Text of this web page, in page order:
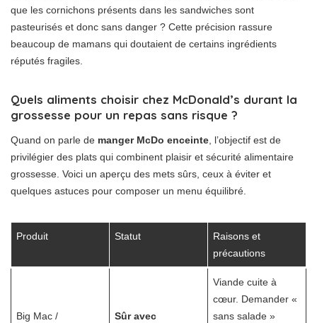
que les cornichons présents dans les sandwiches sont
pasteurisés et donc sans danger ? Cette précision rassure
beaucoup de mamans qui doutaient de certains ingrédients
réputés fragiles.
Quels aliments choisir chez McDonald’s durant la
grossesse pour un repas sans risque ?
Quand on parle de manger McDo enceinte, l’objectif est de
privilégier des plats qui combinent plaisir et sécurité alimentaire
grossesse. Voici un aperçu des mets sûrs, ceux à éviter et
quelques astuces pour composer un menu équilibré.
Produit Statut
Raisons et
précautions
Big Mac /
Sûr avec
Viande cuite à
cœur. Demander «
sans salade »